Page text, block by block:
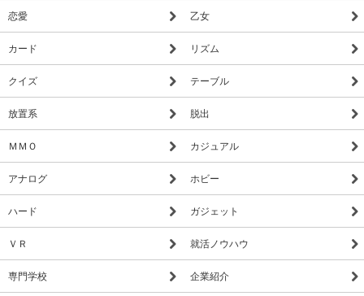
▼新種のぶたのコンプリートを目指せ！
ぶたの数は40種類以上！
果たして幻の新種のぶたを全て確認することができるか！？
+++【価格】+++
アプリ本体：無料
+++【推奨端末】+++
iPhone4S以降,iPod touch (第5世代以降),iPad2以降
※推奨端末以外でのサポート、補償等は致しかねますので何卒
ご了承くださいませ。バックグランド放置した後からの起動時
の不具合を修正
恋愛 乙女
カード リズム
クイズ テーブル
放置系 脱出
ＭＭＯ カジュアル
アナログ ホビー
ハード ガジェット
ＶＲ 就活ノウハウ
専門学校 企業紹介